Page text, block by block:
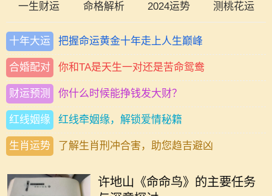
一生财运 命格解析 2024运势 测桃花运
十年大运 把握命运黄金十年走上人生巅峰
合婚配对 你和TA是天生一对还是苦命鸳鸯
财运预测 你什么时候能挣钱发大财？
红线姻缘 红线牵姻缘，解锁爱情秘籍
生肖运势 了解生肖刑冲合害，助您趋吉避凶
许地山《命命鸟》的主要任务
许地山是一位杰出的作家，他的作品
《命命鸟》是一部引人注目的小说，